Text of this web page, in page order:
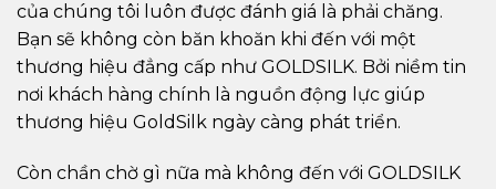
của chúng tôi luôn được đánh giá là phải chăng.
Bạn sẽ không còn băn khoăn khi đến với một
thương hiệu đẳng cấp như GOLDSILK. Bởi niềm tin
nơi khách hàng chính là nguồn động lực giúp
thương hiệu GoldSilk ngày càng phát triển.
Còn chần chờ gì nữa mà không đến với GOLDSILK